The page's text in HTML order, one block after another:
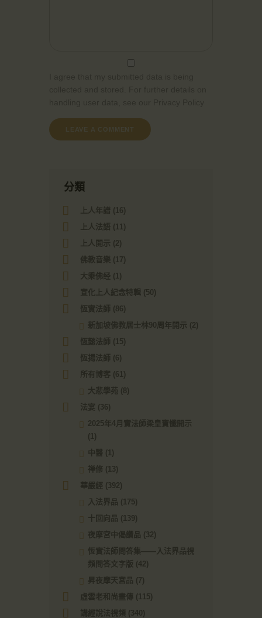
分類
上人年譜 (16)
上人法語 (11)
上人開示 (2)
佛教音樂 (17)
大乘佛经 (1)
宣化上人紀念特輯 (50)
恆實法師 (86)
新加坡佛教居士林90周年開示 (2)
恆懿法師 (15)
恆揚法師 (6)
所有博客 (61)
大悲學苑 (8)
法宴 (36)
2025年4月實法師梁皇寶懺開示
(1)
中醫 (1)
禅修 (13)
華嚴經 (392)
入法界品 (175)
十回向品 (139)
夜摩宮中偈讚品 (32)
恆實法師問答集——入法界品視
頻問答文字版 (42)
昇夜摩天宮品 (7)
虛雲老和尚畫傳 (115)
講經說法視頻
(340)